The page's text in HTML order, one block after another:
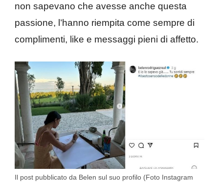
non sapevano che avesse anche questa
passione, l’hanno riempita come sempre di
complimenti, like e messaggi pieni di affetto.
Il post pubblicato da Belen sul suo profilo (Foto Instagram